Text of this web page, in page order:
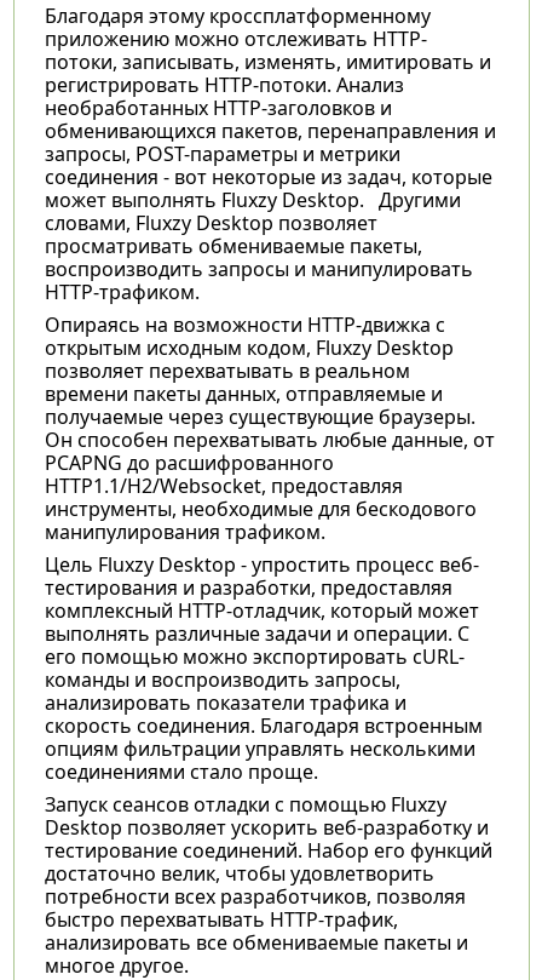
Благодаря этому кроссплатформенному
приложению можно отслеживать HTTP-
потоки, записывать, изменять, имитировать и
регистрировать HTTP-потоки. Анализ
необработанных HTTP-заголовков и
обменивающихся пакетов, перенаправления и
запросы, POST-параметры и метрики
соединения - вот некоторые из задач, которые
может выполнять Fluxzy Desktop. Другими
словами, Fluxzy Desktop позволяет
просматривать обмениваемые пакеты,
воспроизводить запросы и манипулировать
HTTP-трафиком.
Опираясь на возможности HTTP-движка с
открытым исходным кодом, Fluxzy Desktop
позволяет перехватывать в реальном
времени пакеты данных, отправляемые и
получаемые через существующие браузеры.
Он способен перехватывать любые данные, от
PCAPNG до расшифрованного
HTTP1.1/H2/Websocket, предоставляя
инструменты, необходимые для бескодового
манипулирования трафиком.
Цель Fluxzy Desktop - упростить процесс веб-
тестирования и разработки, предоставляя
комплексный HTTP-отладчик, который может
выполнять различные задачи и операции. С
его помощью можно экспортировать cURL-
команды и воспроизводить запросы,
анализировать показатели трафика и
скорость соединения. Благодаря встроенным
опциям фильтрации управлять несколькими
соединениями стало проще.
Запуск сеансов отладки с помощью Fluxzy
Desktop позволяет ускорить веб-разработку и
тестирование соединений. Набор его функций
достаточно велик, чтобы удовлетворить
потребности всех разработчиков, позволяя
быстро перехватывать HTTP-трафик,
анализировать все обмениваемые пакеты и
многое другое.